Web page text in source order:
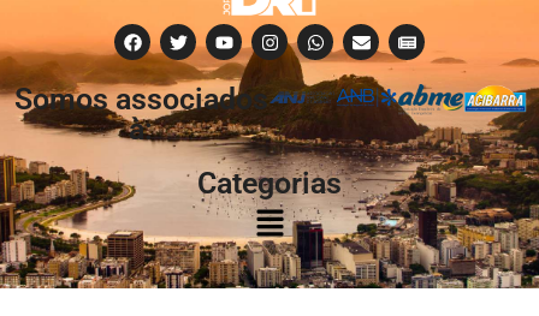
Somos associados
à:
Categorias